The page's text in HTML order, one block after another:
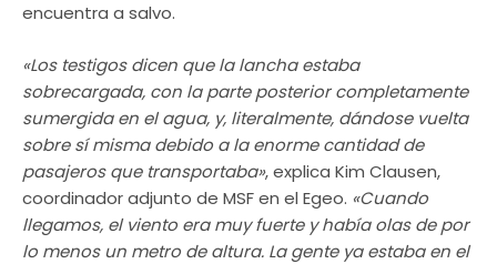
encuentra a salvo.
«Los testigos dicen que la lancha estaba
sobrecargada, con la parte posterior completamente
sumergida en el agua, y, literalmente, dándose vuelta
sobre sí misma debido a la enorme cantidad de
pasajeros que transportaba», explica Kim Clausen,
coordinador adjunto de MSF en el Egeo. «Cuando
llegamos, el viento era muy fuerte y había olas de por
lo menos un metro de altura. La gente ya estaba en el